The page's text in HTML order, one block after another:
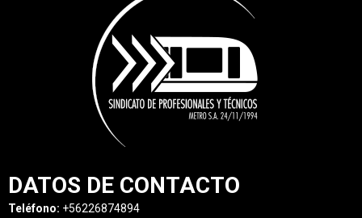
DATOS DE CONTACTO
Teléfono: +56226874894